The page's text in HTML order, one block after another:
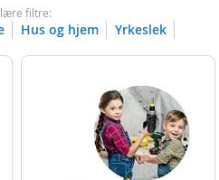
filtre:
Hus og hjem Yrkeslek